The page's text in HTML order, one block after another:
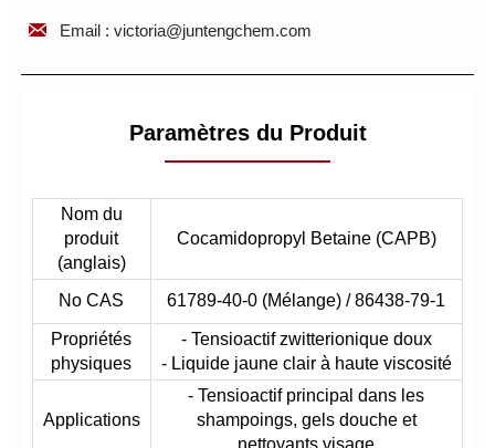
 Email : victoria@juntengchem.com
Paramètres du Produit
Nom du
produit
(anglais)
Cocamidopropyl Betaine (CAPB)
No CAS 61789-40-0 (Mélange) / 86438-79-1
Propriétés
physiques
- Tensioactif zwitterionique doux
- Liquide jaune clair à haute viscosité
Applications
- Tensioactif principal dans les
shampoings, gels douche et